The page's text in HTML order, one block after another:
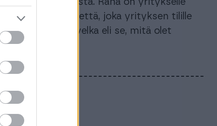
ostoreskontrasta. Raha on yritykselle
vettä, joka yrityksen tilille
on ostovelka eli se, mitä olet